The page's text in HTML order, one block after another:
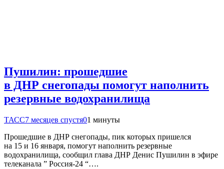
Пушилин: прошедшие
в ДНР снегопады помогут наполнить
резервные водохранилища
ТАСС7 месяцев спустя01 минуты
Прошедшие в ДНР снегопады, пик которых пришелся
на 15 и 16 января, помогут наполнить резервные
водохранилища, сообщил глава ДНР Денис Пушилин в эфире
телеканала ” Россия-24 “….